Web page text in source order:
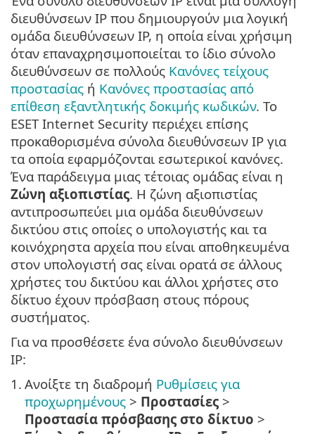
διευθύνσεων IP που δημιουργούν μια λογική
ομάδα διευθύνσεων IP, η οποία είναι χρήσιμη
όταν επαναχρησιμοποιείται το ίδιο σύνολο
διευθύνσεων σε πολλούς Κανόνες τείχους
προστασίας ή Κανόνες προστασίας από
επίθεση εξαντλητικής δοκιμής κωδικών. Το
ESET Internet Security περιέχει επίσης
προκαθορισμένα σύνολα διευθύνσεων IP για
τα οποία εφαρμόζονται εσωτερικοί κανόνες.
Ένα παράδειγμα μιας τέτοιας ομάδας είναι η
Ζώνη αξιοπιστίας. Η ζώνη αξιοπιστίας
αντιπροσωπεύει μια ομάδα διευθύνσεων
δικτύου στις οποίες ο υπολογιστής και τα
κοινόχρηστα αρχεία που είναι αποθηκευμένα
στον υπολογιστή σας είναι ορατά σε άλλους
χρήστες του δικτύου και άλλοι χρήστες στο
δίκτυο έχουν πρόσβαση στους πόρους
συστήματος.
Για να προσθέσετε ένα σύνολο διευθύνσεων
IP:
1. Ανοίξτε τη διαδρομή Ρυθμίσεις για
προχωρημένους > Προστασίες >
Προστασία πρόσβασης στο δίκτυο >